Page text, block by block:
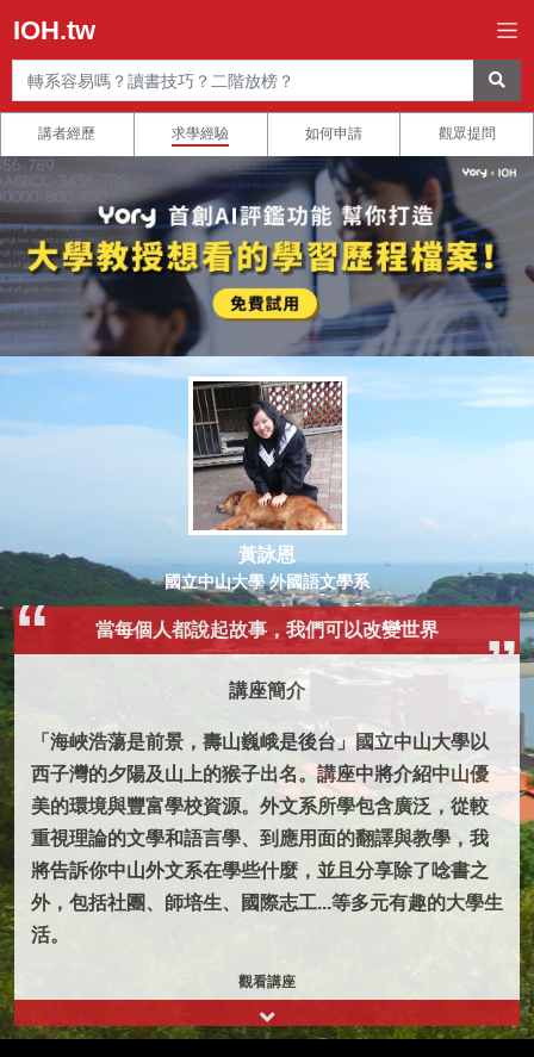
IOH.tw
講者經歷 求學經驗 如何申請 觀眾提問
黃詠恩
國立中山大學 外國語文學系
當每個人都說起故事，我們可以改變世界
講座簡介
「海峽浩蕩是前景，壽山巍峨是後台」國立中山大學以
西子灣的夕陽及山上的猴子出名。講座中將介紹中山優
美的環境與豐富學校資源。外文系所學包含廣泛，從較
重視理論的文學和語言學、到應用面的翻譯與教學，我
將告訴你中山外文系在學些什麼，並且分享除了唸書之
外，包括社團、師培生、國際志工...等多元有趣的大學生
活。
觀看講座